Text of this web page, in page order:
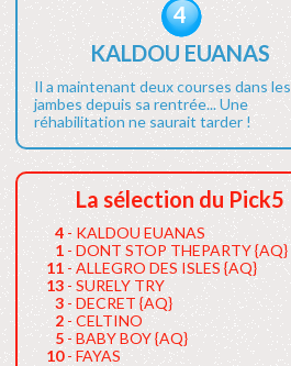
4
KALDOU EUANAS
Il a maintenant deux courses dans les
jambes depuis sa rentrée... Une
réhabilitation ne saurait tarder !
La sélection du Pick5
4- KALDOU EUANAS
1- DONT STOP THEPARTY {AQ}
11- ALLEGRO DES ISLES {AQ}
13- SURELY TRY
3- DECRET {AQ}
2- CELTINO
5- BABY BOY {AQ}
10- FAYAS